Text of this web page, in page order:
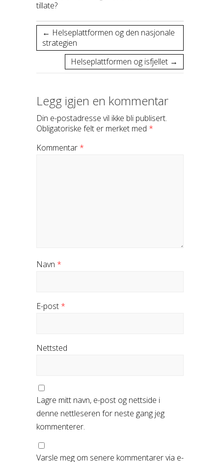
tillate?
← Helseplattformen og den nasjonale
strategien
Helseplattformen og isfjellet →
Legg igjen en kommentar
Din e-postadresse vil ikke bli publisert.
Obligatoriske felt er merket med *
Kommentar *
Navn *
E-post *
Nettsted
Lagre mitt navn, e-post og nettside i
denne nettleseren for neste gang jeg
kommenterer.
Varsle meg om senere kommentarer via e-